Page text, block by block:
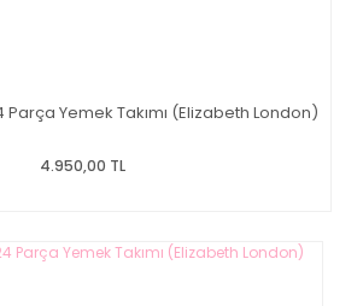
Yemek Takımı (Elizabeth London)
4.950,00 TL